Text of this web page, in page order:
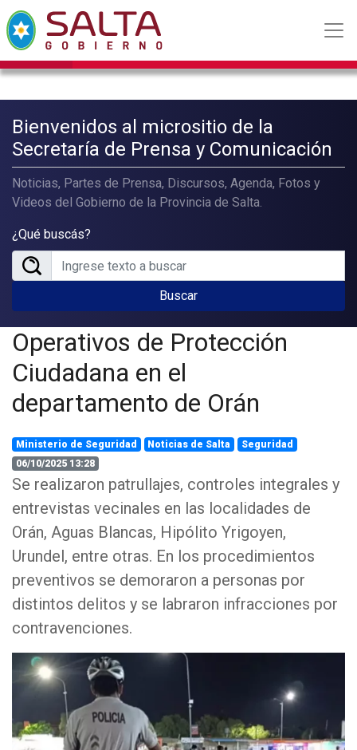
Bienvenidos al micrositio de la
Secretaría de Prensa y Comunicación
Noticias, Partes de Prensa, Discursos, Agenda, Fotos y
Videos del Gobierno de la Provincia de Salta.
¿Qué buscás?
Buscar
Operativos de Protección
Ciudadana en el
departamento de Orán
Ministerio de Seguridad Noticias de Salta
Seguridad
06/10/2025 13:28
Se realizaron patrullajes, controles integrales y
entrevistas vecinales en las localidades de
Orán, Aguas Blancas, Hipólito Yrigoyen,
Urundel, entre otras. En los procedimientos
preventivos se demoraron a personas por
distintos delitos y se labraron infracciones por
contravenciones.